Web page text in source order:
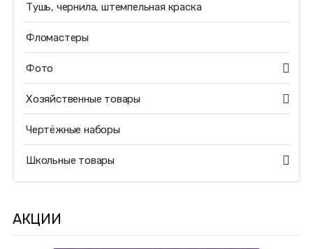
Тушь, чернила, штемпельная краска
Фломастеры
Фото
Хозяйственные товары
Чертёжные наборы
Школьные товары
АКЦИИ